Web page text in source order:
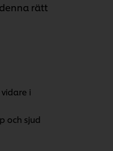
rätt
i
och sjud